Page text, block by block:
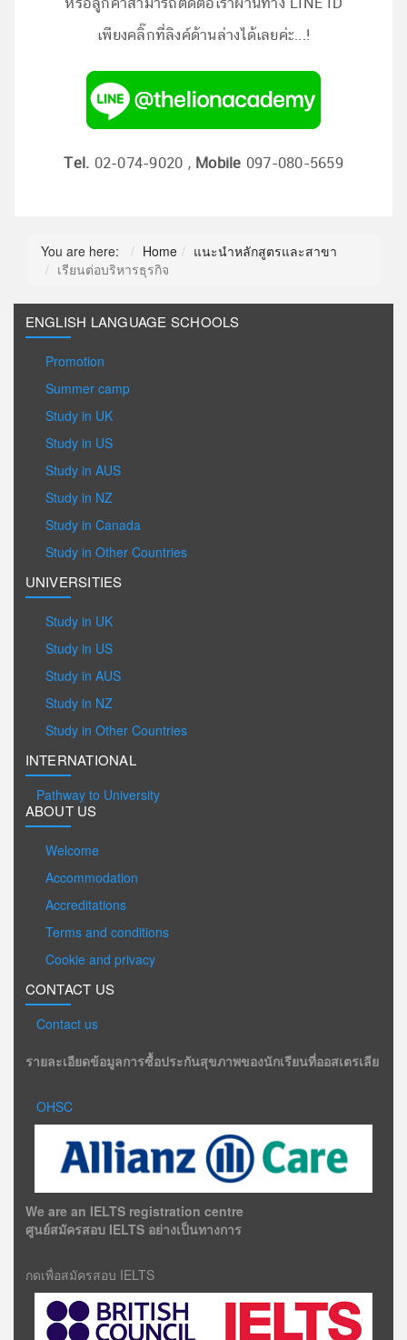
หรือลูกค้าสามารถติดต่อเราผ่านทาง LINE ID
เพียงคลิ๊กที่ลิงค์ด้านล่างได้เลยค่ะ...!
Tel. 02-074-9020 , Mobile 097-080-5659
You are here: Home
แนะนำหลักสูตรและสาขา
เรียนต่อบริหารธุรกิจ
ENGLISH LANGUAGE SCHOOLS
Promotion
Summer camp
Study in UK
Study in US
Study in AUS
Study in NZ
Study in Canada
Study in Other Countries
UNIVERSITIES
Study in UK
Study in US
Study in AUS
Study in NZ
Study in Other Countries
INTERNATIONAL
Pathway to University
ABOUT US
Welcome
Accommodation
Accreditations
Terms and conditions
Cookie and privacy
CONTACT US
Contact us
รายละเอียดข้อมูลการซื้อประกันสุขภาพของนักเรียนที่ออสเตรเลีย
OHSC
We are an IELTS registration centre
ศูนย์สมัครสอบ IELTS อย่างเป็นทางการ
กดเพื่อสมัครสอบ IELTS